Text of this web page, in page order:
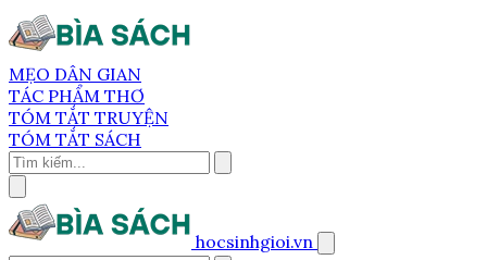
MẸO DÂN GIAN
TÁC PHẨM THƠ
TÓM TẮT TRUYỆN
TÓM TẮT SÁCH
hocsinhgioi.vn